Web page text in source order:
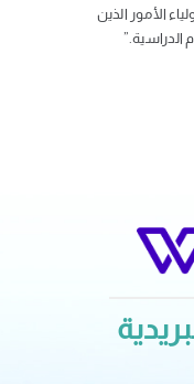
الأمور الذين